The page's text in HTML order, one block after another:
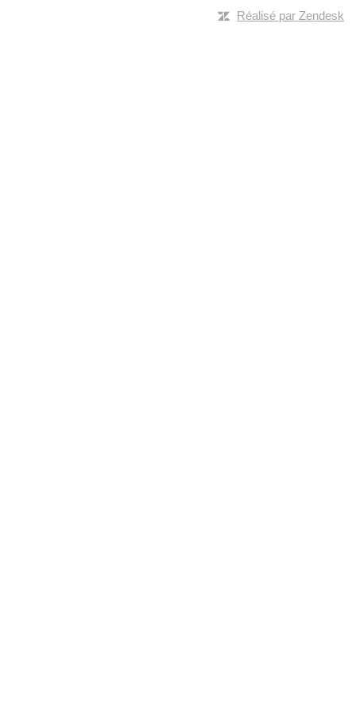
Réalisé par Zendesk